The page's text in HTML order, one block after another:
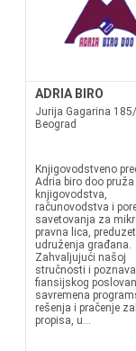
ADRIA BIRO
Jurija Gagarina
Beograd
Knjigovodstveno
Adria biro doo
knjigovodstva,
računovodstva i
savetovanja za
pravna lica,
udruženja građana.
Zahvaljujući našoj
stručnosti i
fiansijskog
savremena
rešenja i pračenje
propisa, u...